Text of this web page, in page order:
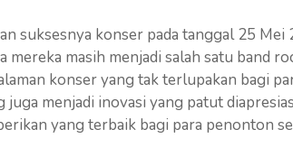
suksesnya konser pada tanggal 25
mereka masih menjadi salah satu band
konser yang tak terlupakan bagi
juga menjadi inovasi yang patut
yang terbaik bagi para penonton